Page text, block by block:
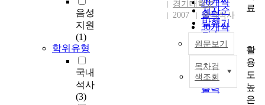
음성
지원
(1)
학위유형
국내
석사
(3)
저자순
발행기
관순
20개씩
출력
30개씩
출력
50개씩
출력
100개씩
출력
경기대학교
2007
국내석사
원문보기
목차검
색조회
료
활
용
도
높
은